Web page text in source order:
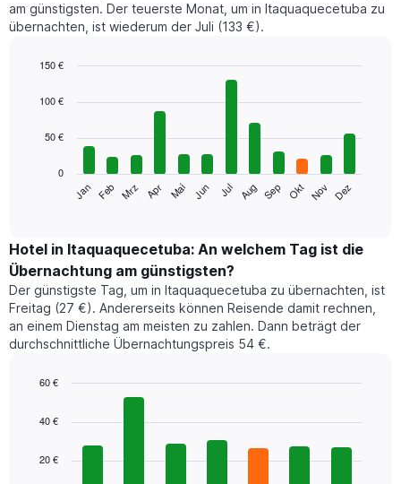
am günstigsten. Der teuerste Monat, um in Itaquaquecetuba zu
übernachten, ist wiederum der Juli (133 €).
chart
bars.
folgende
den
durchschnittlichen
Zimmerpreis
im
jeweiligen
Monat
an.
Diagramm
die
graphic.
Jan Feb Mrz Apr Mai Jun Jul Aug Sep Okt Nov Dez
0
50 €
100 €
150 €
Hotel in Itaquaquecetuba: An welchem Tag ist die
Übernachtung am günstigsten?
Der günstigste Tag, um in Itaquaquecetuba zu übernachten, ist
Freitag (27 €). Andererseits können Reisende damit rechnen,
an einem Dienstag am meisten zu zahlen. Dann beträgt der
durchschnittliche Übernachtungspreis 54 €.
chart
bars.
20 €
40 €
60 €